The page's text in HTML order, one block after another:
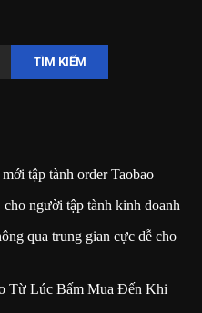
TÌM KIẾM
tập tành order Taobao
người tập tành kinh doanh
qua trung gian cực dễ cho
Từ Lúc Bấm Mua Đến Khi